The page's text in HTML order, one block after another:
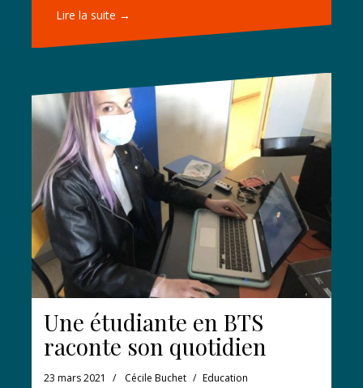
Lire la suite →
Une étudiante en BTS
raconte son quotidien
23 mars 2021 Cécile Buchet Education